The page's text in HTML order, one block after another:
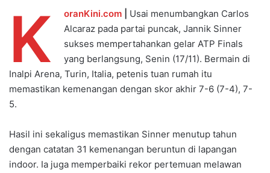
K oranKini.com
Usai menumbangkan Carlos
Alcaraz pada partai puncak, Jannik Sinner
sukses mempertahankan gelar ATP Finals
yang berlangsung, Senin (17/11). Bermain di
Inalpi Arena, Turin, Italia, petenis tuan rumah itu
memastikan kemenangan dengan skor akhir 7-6 (7-4), 7-
5.
Hasil ini sekaligus memastikan Sinner menutup tahun
dengan catatan 31 kemenangan beruntun di lapangan
indoor. Ia juga memperbaiki rekor pertemuan melawan